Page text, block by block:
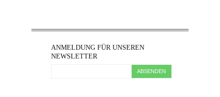
ANMELDUNG FÜR UNSEREN
NEWSLETTER
ABSENDEN